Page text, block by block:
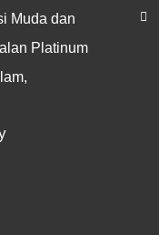
Muda dan
Platinum